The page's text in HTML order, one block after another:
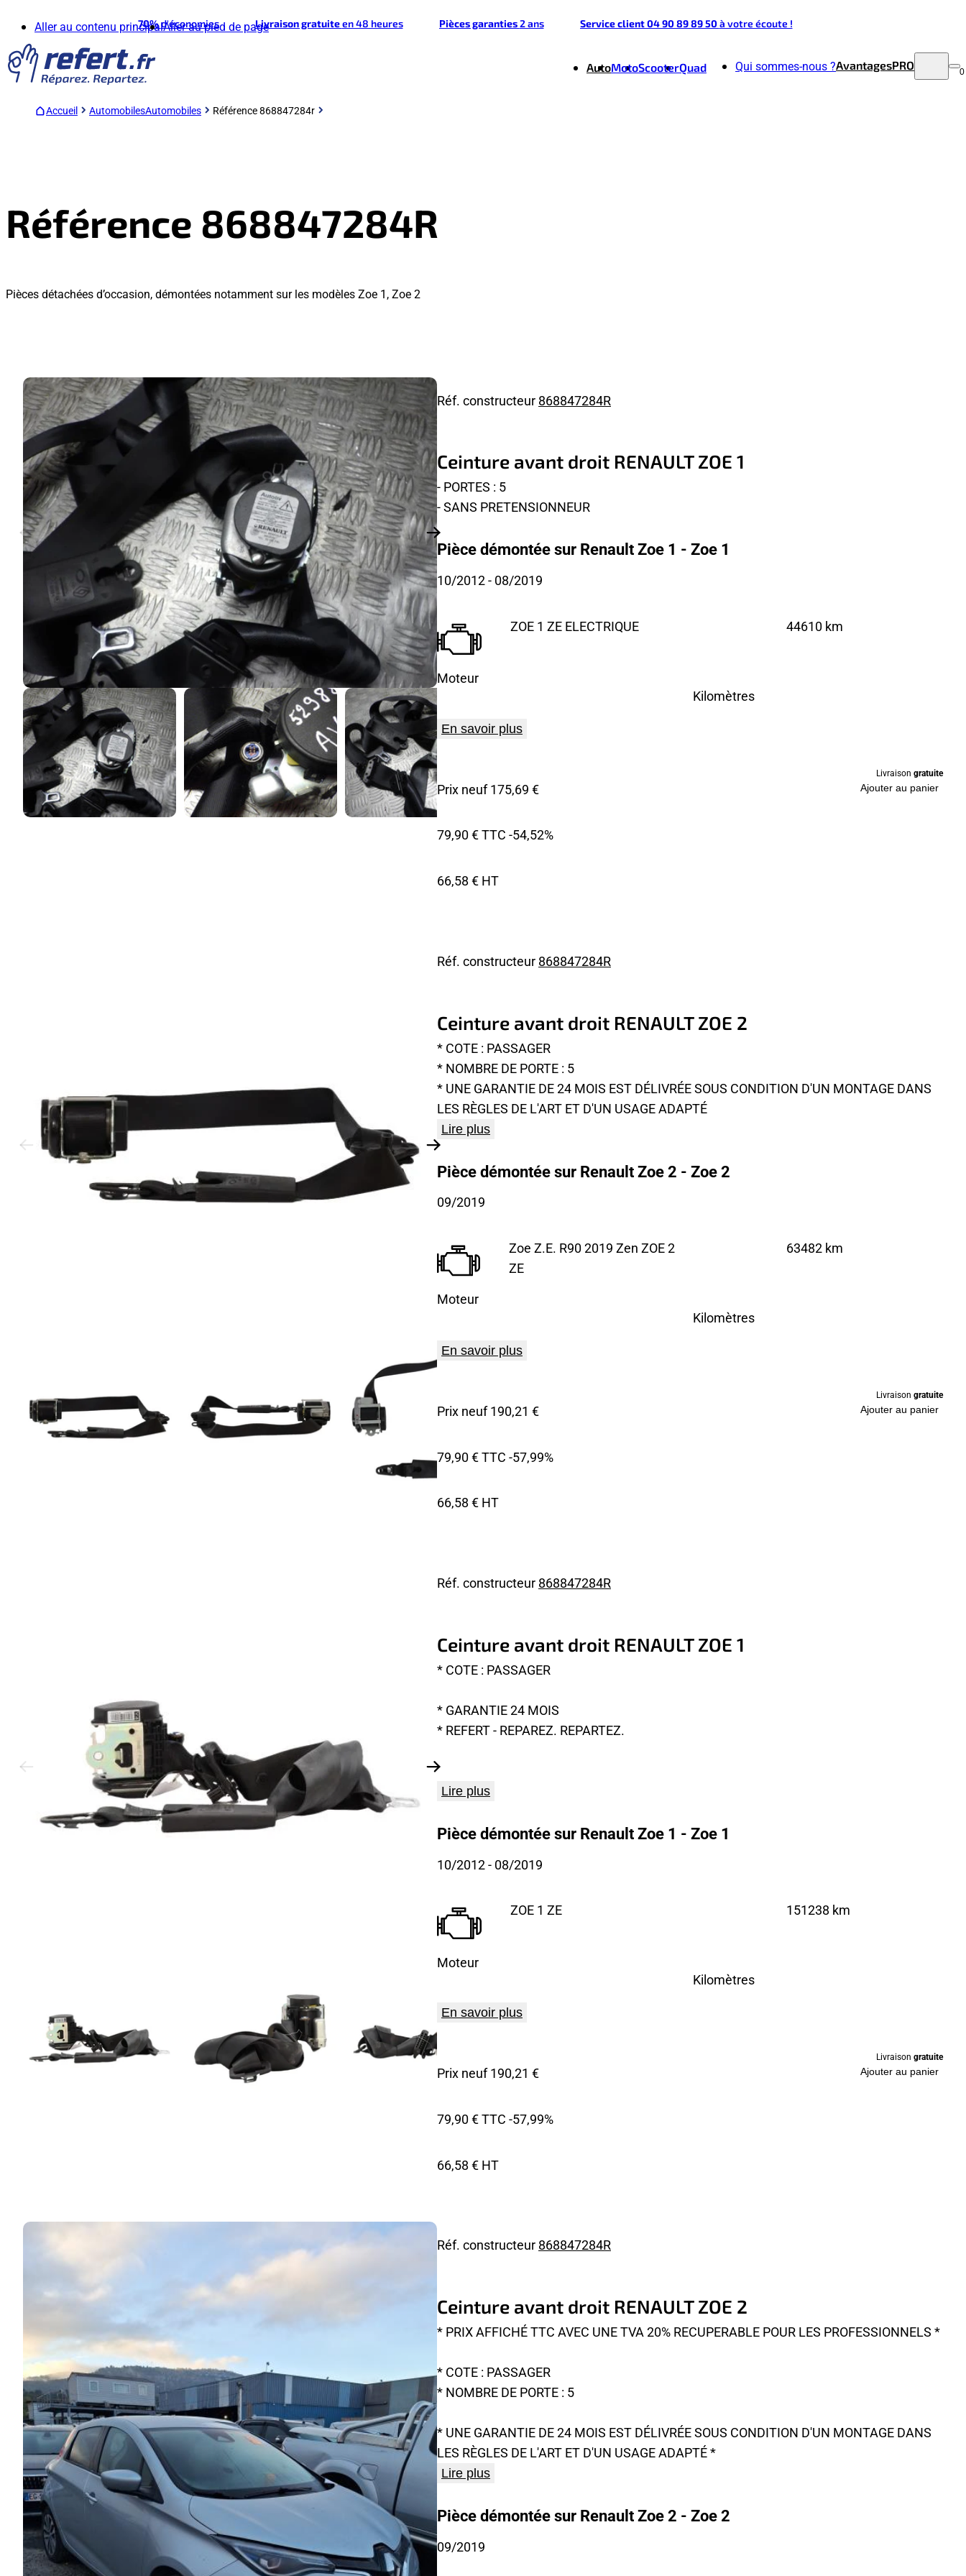
Aller au contenu principalAller au pied de page
70%d'économies Livraison gratuiteen 48 heures Pièces garanties2 ans Service client 04 90 89 89 50à votre écoute !
AutoMotoScooterQuad Qui sommes-nous ?AvantagesPRO 0
Accueil AutomobilesAutomobiles Référence 868847284r
Référence 868847284R
Pièces détachées d’occasion, démontées notamment sur les modèles Zoe 1, Zoe 2
Réf. constructeur 868847284R
Ceinture avant droit RENAULT ZOE 1
- PORTES : 5
- SANS PRETENSIONNEUR
Pièce démontée sur Renault Zoe 1 - Zoe 1
10/2012- 08/2019
Moteur
ZOE 1 ZE ELECTRIQUE
Kilomètres
44610 km
En savoir plus
Prix neuf 175,69 €
79,90 € TTC -54,52%
66,58 € HT
Livraison gratuite
Ajouter au panier
Réf. constructeur 868847284R
Ceinture avant droit RENAULT ZOE 2
* COTE : PASSAGER
* NOMBRE DE PORTE : 5
* UNE GARANTIE DE 24 MOIS EST DÉLIVRÉE SOUS CONDITION D'UN MONTAGE DANS
LES RÈGLES DE L'ART ET D'UN USAGE ADAPTÉ
Lire plus
Pièce démontée sur Renault Zoe 2 - Zoe 2
09/2019
Moteur
Zoe Z.E. R90 2019 Zen ZOE 2
ZE
Kilomètres
63482 km
En savoir plus
Prix neuf 190,21 €
79,90 € TTC -57,99%
66,58 € HT
Livraison gratuite
Ajouter au panier
Réf. constructeur 868847284R
Ceinture avant droit RENAULT ZOE 1
* COTE : PASSAGER
* GARANTIE 24 MOIS
* REFERT - REPAREZ. REPARTEZ.
Lire plus
Pièce démontée sur Renault Zoe 1 - Zoe 1
10/2012- 08/2019
Moteur
ZOE 1 ZE
Kilomètres
151238 km
En savoir plus
Prix neuf 190,21 €
79,90 € TTC -57,99%
66,58 € HT
Livraison gratuite
Ajouter au panier
Réf. constructeur 868847284R
Ceinture avant droit RENAULT ZOE 2
* PRIX AFFICHÉ TTC AVEC UNE TVA 20% RECUPERABLE POUR LES PROFESSIONNELS *
* COTE : PASSAGER
* NOMBRE DE PORTE : 5
* UNE GARANTIE DE 24 MOIS EST DÉLIVRÉE SOUS CONDITION D'UN MONTAGE DANS
LES RÈGLES DE L'ART ET D'UN USAGE ADAPTÉ *
Lire plus
Pièce démontée sur Renault Zoe 2 - Zoe 2
09/2019